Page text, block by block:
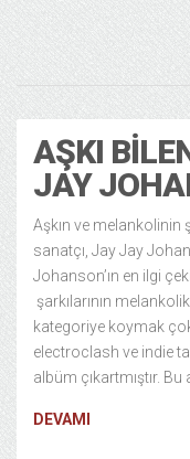
AŞKI
JAY
Aşkın ve melankolinin
sanatçı, Jay Jay
Johanson’ın en ilgi
şarkılarının
kategoriye koymak
electroclash ve indie
albüm çıkartmıştır.
DEVAMI